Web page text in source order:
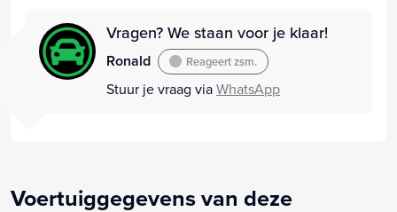
Vragen? We staan voor je klaar!
Ronald Reageert zsm.
Stuur je vraag viaWhatsApp
Voertuiggegevens van deze